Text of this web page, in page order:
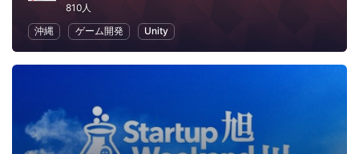
810人
沖縄
ゲーム開発 Unity